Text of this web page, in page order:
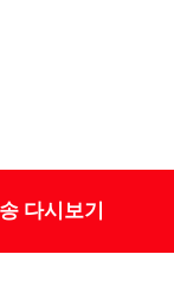
다시보기